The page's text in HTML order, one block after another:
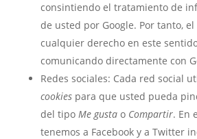
consintiendo el tratamiento de
de usted por Google. Por tanto,
cualquier derecho en este
comunicando directamente con
Redes sociales: Cada red social
cookiespara que usted pueda
del tipo Me gustao Compartir. En
tenemos a Facebook y a Twitter